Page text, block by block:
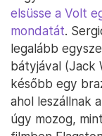
elsüsse a Volt
mondatát.
legalább
bátyjával (Jack
később egy
ahol leszállnak
úgy mozog,